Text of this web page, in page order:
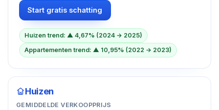
Start gratis schatting
Huizen trend: ▲ 4,67% (2024 → 2025)
Appartementen trend: ▲ 10,95% (2022 → 2023)
Huizen
GEMIDDELDE VERKOOPPRIJS